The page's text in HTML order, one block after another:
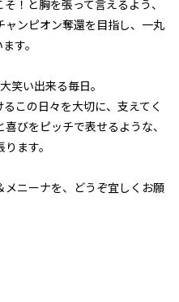
！と胸を張って言えるよう、
ャンピオン奪還を目指し、一丸
す。
笑い出来る毎日。
この日々を大切に、支えてく
びをピッチで表せるような、
ます。
ニーナを、どうぞ宜しくお願